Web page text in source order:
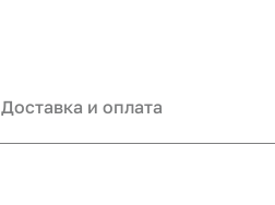
Доставка и оплата